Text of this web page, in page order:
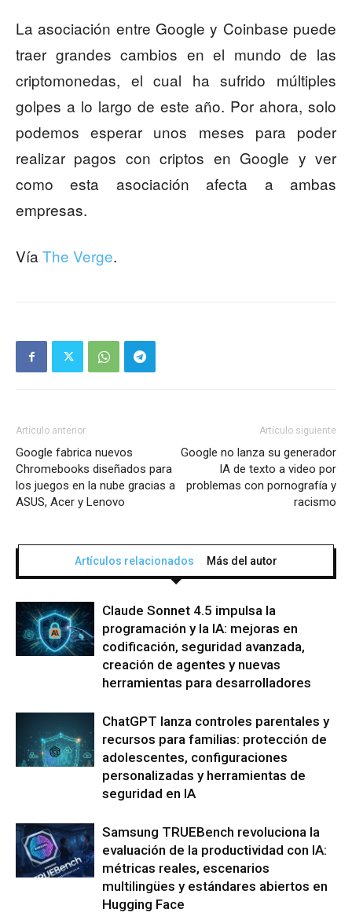
La asociación entre Google y Coinbase puede
traer grandes cambios en el mundo de las
criptomonedas, el cual ha sufrido múltiples
golpes a lo largo de este año. Por ahora, solo
podemos esperar unos meses para poder
realizar pagos con criptos en Google y ver
como esta asociación afecta a ambas
empresas.
Vía The Verge.
Artículo anterior
Google fabrica nuevos
Chromebooks diseñados para
los juegos en la nube gracias a
ASUS, Acer y Lenovo
Artículo siguiente
Google no lanza su generador
IA de texto a video por
problemas con pornografía y
racismo
Artículos relacionados Más del autor
Claude Sonnet 4.5 impulsa la
programación y la IA: mejoras en
codificación, seguridad avanzada,
creación de agentes y nuevas
herramientas para desarrolladores
ChatGPT lanza controles parentales y
recursos para familias: protección de
adolescentes, configuraciones
personalizadas y herramientas de
seguridad en IA
Samsung TRUEBench revoluciona la
evaluación de la productividad con IA:
métricas reales, escenarios
multilingües y estándares abiertos en
Hugging Face